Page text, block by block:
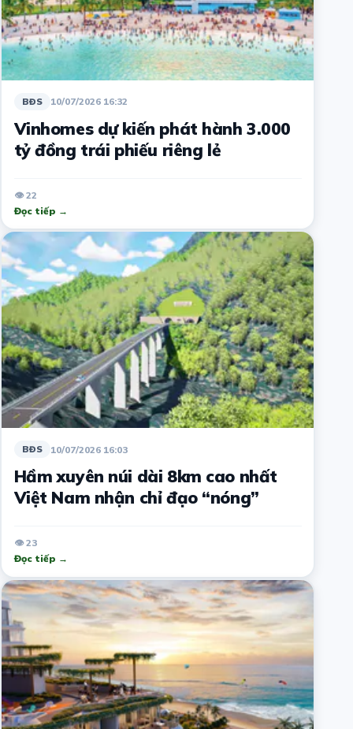
BĐS 10/07/2026 16:32
Vinhomes dự kiến phát hành 3.000
tỷ đồng trái phiếu riêng lẻ
👁 22
Đọc tiếp →
BĐS 10/07/2026 16:03
Hầm xuyên núi dài 8km cao nhất
Việt Nam nhận chỉ đạo “nóng”
👁 23
Đọc tiếp →